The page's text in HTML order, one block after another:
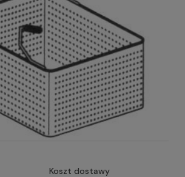
Koszt dostawy